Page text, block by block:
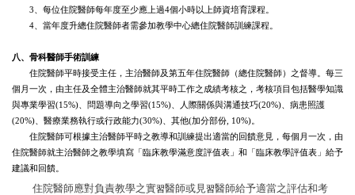
3、每位住院醫師每年度至少應上過4個小時以上師資培育課程。
4、當年度升總住院醫師者需參加教學中心總住院醫師訓練課程。
八、骨科醫師手術訓練
住院醫師平時接受主任，主治醫師及第五年住院醫師（總住院醫師）之督導。每三
個月一次，由主任及全體主治醫師就其平時工作之成績考核之，考核項目包括醫學知識
與專業學習(15%)、問題導向之學習(15%)、人際關係與溝通技巧(20%)、病患照護
(20%)、醫療業務執行或行政能力(30%)、其他(加分部份, 10%)。
住院醫師可根據主治醫師平時之教導和訓練提出適當的回饋意見，每個月一次，由
住院醫師就主治醫師之教學填寫「臨床教學滿意度評值表」和「臨床教學評值表」給予
建議和回饋。
住院醫師應對負責教學之實習醫師或見 習醫師給予適當之評估和考